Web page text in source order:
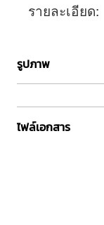
รายละเอียด:
รูปภาพ
ไฟล์เอกสาร